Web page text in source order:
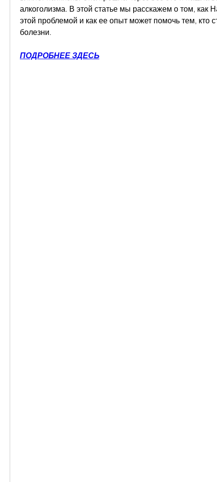
алкоголизма. В этой статье мы расскажем о том, как
этой проблемой и как ее опыт может помочь тем, кто
болезни.
ПОДРОБНЕЕ ЗДЕСЬ